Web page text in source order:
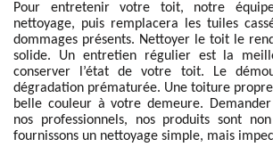
Pour entretenir votre toit, notre
nettoyage, puis remplacera les tuiles
dommages présents. Nettoyer le toit le
solide. Un entretien régulier est la
conserver l’état de votre toit. Le
dégradation prématurée. Une toiture
belle couleur à votre demeure.
nos professionnels, nos produits sont
fournissons un nettoyage simple, mais